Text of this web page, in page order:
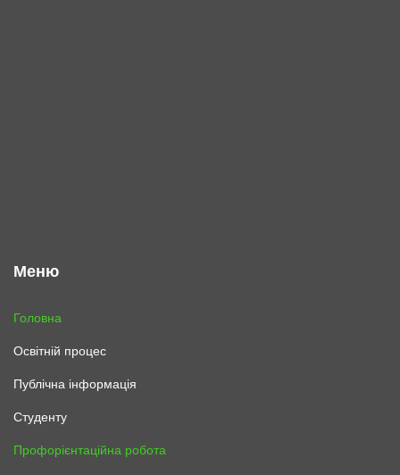
Меню
Головна
Освітній процес
Публічна інформація
Студенту
Профорієнтаційна робота